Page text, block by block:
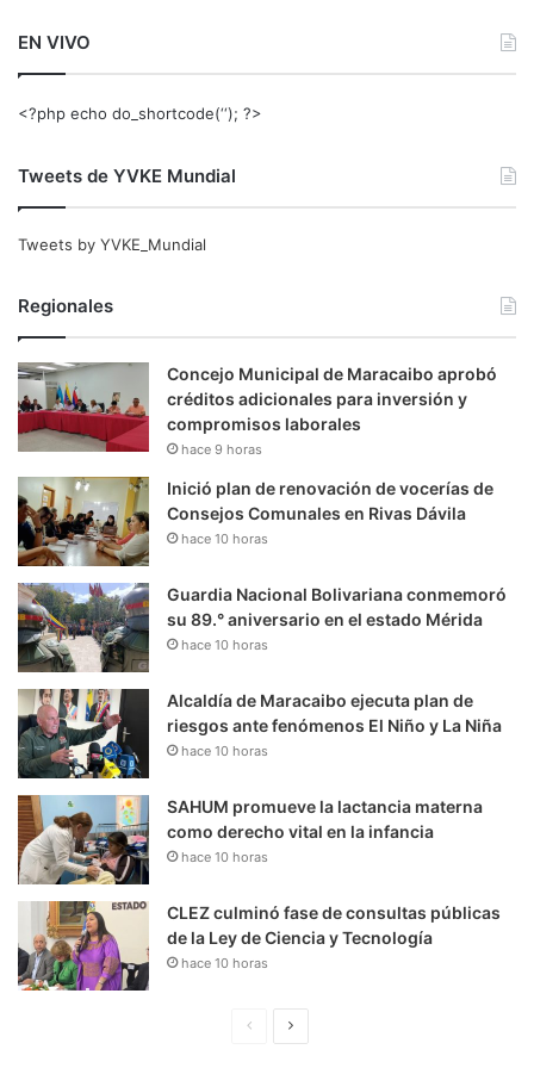
EN VIVO
<?php echo do_shortcode(‘‘); ?>
Tweets de YVKE Mundial
Tweets by YVKE_Mundial
Regionales
Concejo Municipal de Maracaibo aprobó
créditos adicionales para inversión y
compromisos laborales
hace 9 horas
Inició plan de renovación de vocerías de
Consejos Comunales en Rivas Dávila
hace 10 horas
Guardia Nacional Bolivariana conmemoró
su 89.° aniversario en el estado Mérida
hace 10 horas
Alcaldía de Maracaibo ejecuta plan de
riesgos ante fenómenos El Niño y La Niña
hace 10 horas
SAHUM promueve la lactancia materna
como derecho vital en la infancia
hace 10 horas
CLEZ culminó fase de consultas públicas
de la Ley de Ciencia y Tecnología
hace 10 horas